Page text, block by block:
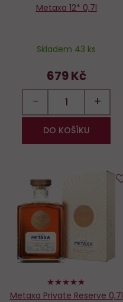
Metaxa 12* 0,7l
Skladem 43 ks
679 Kč
− +
DO KOŠÍKU
96%
Metaxa Private Reserve 0,7l